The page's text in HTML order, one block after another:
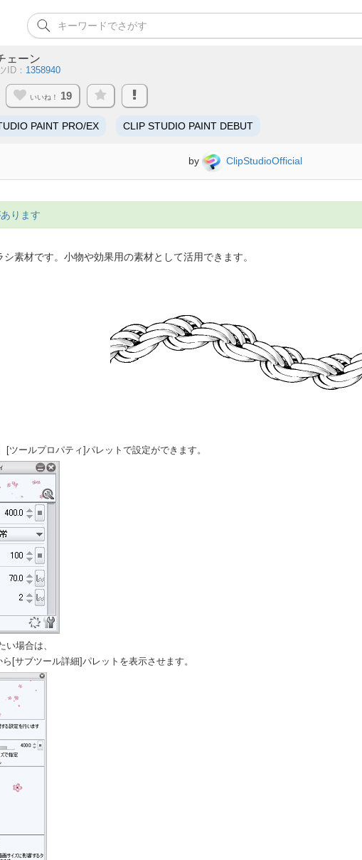
ェーン
ID： 1358940
いいね！ 19
PAINT PRO/EX CLIP STUDIO PAINT DEBUT
by ClipStudioOfficial
ります
素材です。小物や効果用の素材として活用できます。
[ツールプロパティ]パレットで設定ができます。
い場合は、
[サブツール詳細]パレットを表示させます。